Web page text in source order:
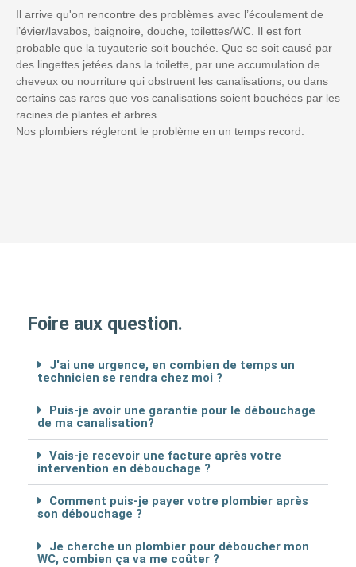
Il arrive qu'on rencontre des problèmes avec l’écoulement de
l’évier/lavabos, baignoire, douche, toilettes/WC. Il est fort
probable que la tuyauterie soit bouchée. Que se soit causé par
des lingettes jetées dans la toilette, par une accumulation de
cheveux ou nourriture qui obstruent les canalisations, ou dans
certains cas rares que vos canalisations soient bouchées par les
racines de plantes et arbres.
Nos plombiers régleront le problème en un temps record.
Foire aux question.
J'ai une urgence, en combien de temps un
technicien se rendra chez moi ?
Puis-je avoir une garantie pour le débouchage
de ma canalisation?
Vais-je recevoir une facture après votre
intervention en débouchage ?
Comment puis-je payer votre plombier après
son débouchage ?
Je cherche un plombier pour déboucher mon
WC, combien ça va me coûter ?